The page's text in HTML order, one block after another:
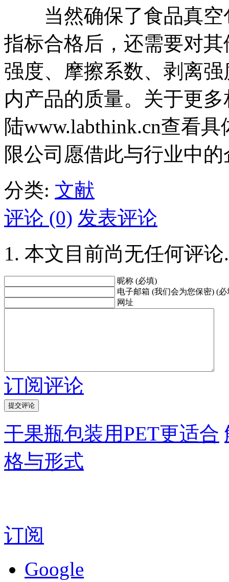
当然确保了食品真空
指标合格后，还需要对
强度、摩擦系数、剥离
内产品的质量。关于更
陆www.labthink.cn查看
限公司愿借此与行业中
分类: 文献
评论 (0) 发表评论
本文目前尚无任何评论.
昵称 (必填)
电子邮箱 (我们会为您保密) (必
网址
订阅评论
干果瓶包装用PET更适合
格与形式
订阅
Google